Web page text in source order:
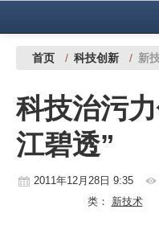
中国有色金属报社主办 广告服务
铜镍铅锌
铝
稀有稀土
首页 / 科技创新 / 新
科技治污
江碧透”
2011年12月28日 9:35
类： 新技术